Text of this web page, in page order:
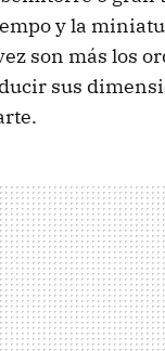
y la
son más los
sus